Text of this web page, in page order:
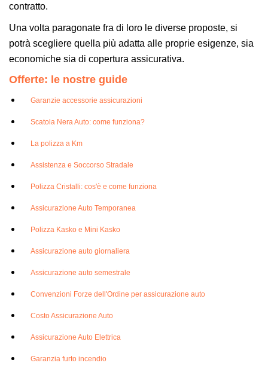
contratto.
Una volta paragonate fra di loro le diverse proposte, si
potrà scegliere quella più adatta alle proprie esigenze, sia
economiche sia di copertura assicurativa.
Offerte: le nostre guide
Garanzie accessorie assicurazioni
Scatola Nera Auto: come funziona?
La polizza a Km
Assistenza e Soccorso Stradale
Polizza Cristalli: cos'è e come funziona
Assicurazione Auto Temporanea
Polizza Kasko e Mini Kasko
Assicurazione auto giornaliera
Assicurazione auto semestrale
Convenzioni Forze dell'Ordine per assicurazione auto
Costo Assicurazione Auto
Assicurazione Auto Elettrica
Garanzia furto incendio